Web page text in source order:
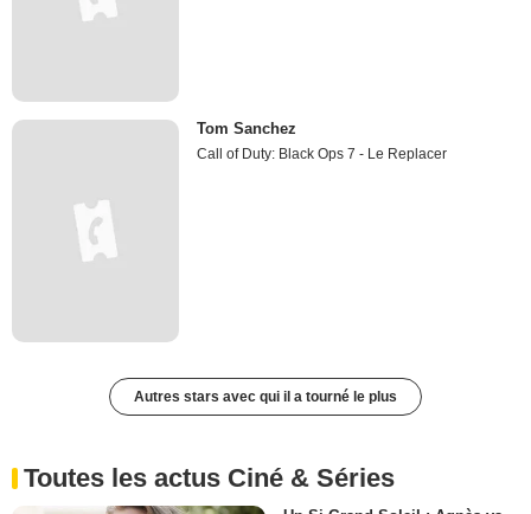
Tom Sanchez
Call of Duty: Black Ops 7 - Le Replacer
Autres stars avec qui il a tourné le plus
Toutes les actus Ciné & Séries